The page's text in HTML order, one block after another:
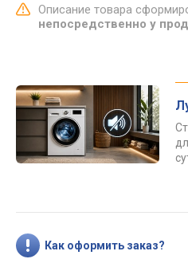
Описание товара
непосредственно у
Как оформить заказ?